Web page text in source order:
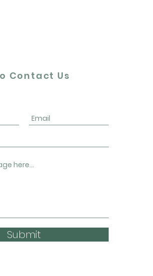
Contact Us
Submit